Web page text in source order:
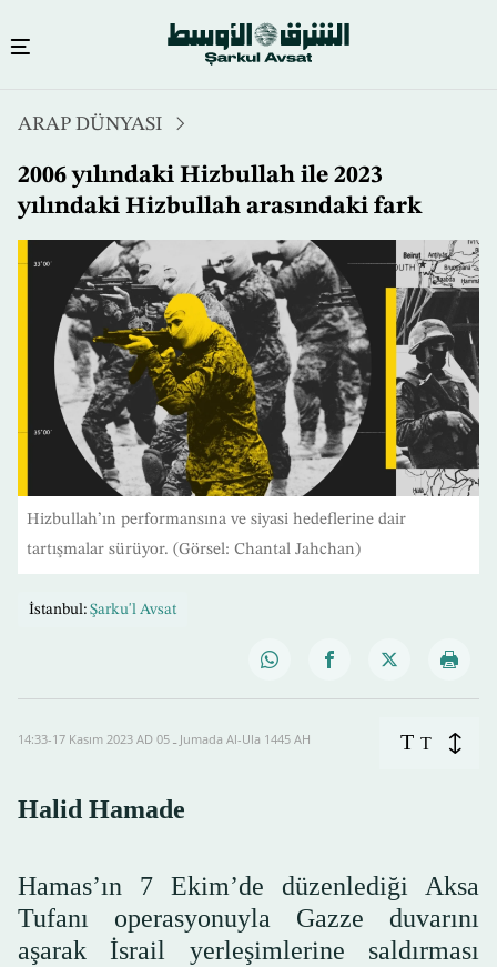
atla
ARAP DÜNYASI
2006 yılındaki Hizbullah ile 2023
yılındaki Hizbullah arasındaki fark
Hizbullah’ın performansına ve siyasi hedeflerine dair
tartışmalar sürüyor. (Görsel: Chantal Jahchan)
İstanbul: Şarku'l Avsat
14:33-17 Kasım 2023 AD ـ 05 Jumada Al-Ula 1445 AH T T
Halid Hamade
Hamas’ın 7 Ekim’de düzenlediği Aksa
Tufanı operasyonuyla Gazze duvarını
aşarak İsrail yerleşimlerine saldırması